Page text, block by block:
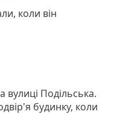
коли він
вулиці Подільська.
будинку, коли